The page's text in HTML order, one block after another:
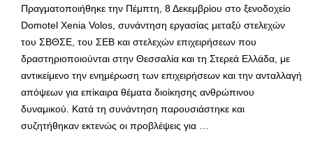
Πραγματοποιήθηκε την Πέμπτη, 8 Δεκεμβρίου στο ξενοδοχείο
Domotel Xenia Volos, συνάντηση εργασίας μεταξύ στελεχών
του ΣΒΘΣΕ, του ΣΕΒ και στελεχών επιχειρήσεων που
δραστηριοποιούνται στην Θεσσαλία και τη Στερεά Ελλάδα, με
αντικείμενο την ενημέρωση των επιχειρήσεων και την ανταλλαγή
απόψεων για επίκαιρα θέματα διοίκησης ανθρώπινου
δυναμικού. Κατά τη συνάντηση παρουσιάστηκε και
συζητήθηκαν εκτενώς οι προβλέψεις για …